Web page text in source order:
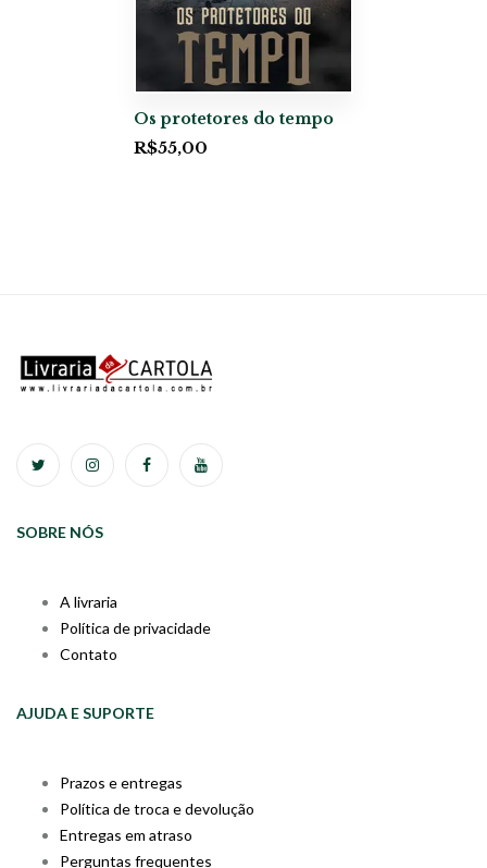
Os protetores do tempo
R$55,00
SOBRE NÓS
A livraria
Política de privacidade
Contato
AJUDA E SUPORTE
Prazos e entregas
Política de troca e devolução
Entregas em atraso
Perguntas frequentes